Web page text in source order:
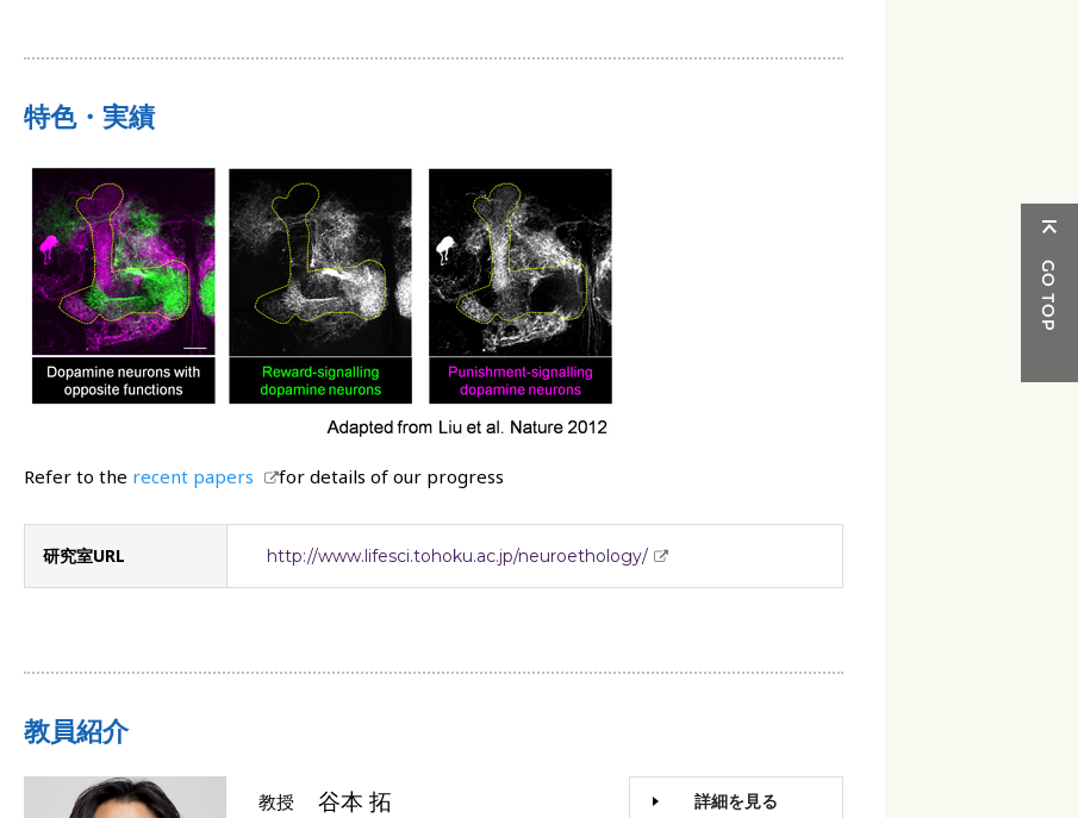
特色・実績
Refer to the recent papers for details of our progress
研究室URL http://www.lifesci.tohoku.ac.jp/neuroethology/
教員紹介
教授 谷本 拓 詳細を見る